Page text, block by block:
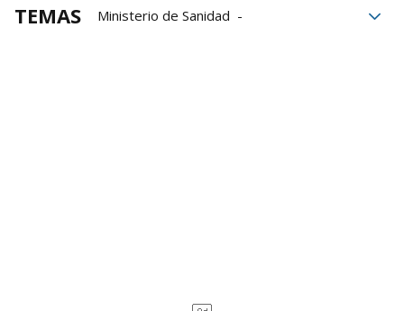
TEMAS
Ministerio de Sanidad